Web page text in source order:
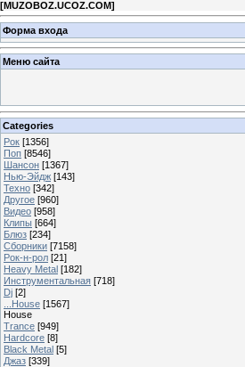
[MUZOBOZ.UCOZ.COM]
Форма входа
Меню сайта
Categories
Рок [1356]
Поп [8546]
Шансон [1367]
Нью-Эйдж [143]
Техно [342]
Другое [960]
Видео [958]
Клипы [664]
Блюз [234]
Сборники [7158]
Рок-н-рол [21]
Heavy Metal [182]
Инструментальная [718]
Dj [2]
...House [1567]
House
Trance [949]
Hardcore [8]
Black Metal [5]
Джаз [339]